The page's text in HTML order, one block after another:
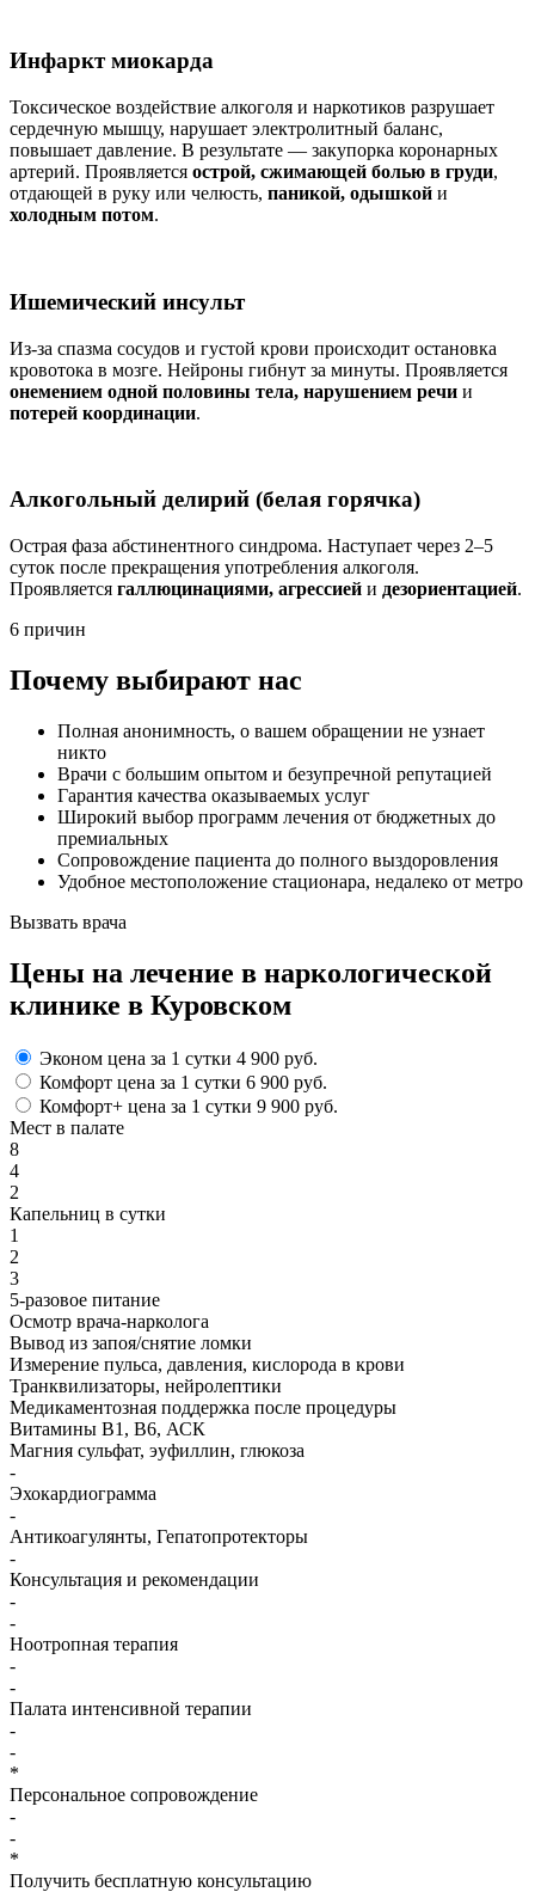
Инфаркт миокарда
Токсическое воздействие алкоголя и наркотиков разрушает
сердечную мышцу, нарушает электролитный баланс,
повышает давление. В результате — закупорка коронарных
артерий. Проявляется острой, сжимающей болью в груди,
отдающей в руку или челюсть, паникой, одышкой и
холодным потом.
Ишемический инсульт
Из-за спазма сосудов и густой крови происходит остановка
кровотока в мозге. Нейроны гибнут за минуты. Проявляется
онемением одной половины тела, нарушением речи и
потерей координации.
Алкогольный делирий (белая горячка)
Острая фаза абстинентного синдрома. Наступает через 2–5
суток после прекращения употребления алкоголя.
Проявляется галлюцинациями, агрессией и дезориентацией.
6 причин
Почему выбирают нас
Полная анонимность, о вашем обращении не узнает
никто
Врачи с большим опытом и безупречной репутацией
Гарантия качества оказываемых услуг
Широкий выбор программ лечения от бюджетных до
премиальных
Сопровождение пациента до полного выздоровления
Удобное местоположение стационара, недалеко от метро
Вызвать врача
Цены на лечение в наркологической
клинике в Куровском
Эконом цена за 1 сутки 4 900 руб.
Комфорт цена за 1 сутки 6 900 руб.
Комфорт+ цена за 1 сутки 9 900 руб.
Мест в палате
8
4
2
Капельниц в сутки
1
2
3
5-разовое питание
Осмотр врача-нарколога
Вывод из запоя/снятие ломки
Измерение пульса, давления, кислорода в крови
Транквилизаторы, нейролептики
Медикаментозная поддержка после процедуры
Витамины B1, B6, АСК
Магния сульфат, эуфиллин, глюкоза
-
Эхокардиограмма
-
Антикоагулянты, Гепатопротекторы
-
Консультация и рекомендации
-
-
Ноотропная терапия
-
-
Палата интенсивной терапии
-
-
*
Персональное сопровождение
-
-
*
Получить бесплатную консультацию